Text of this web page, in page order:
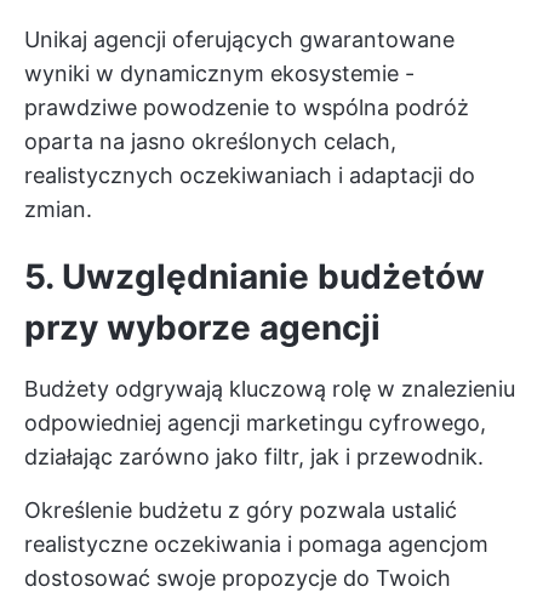
Unikaj agencji oferujących gwarantowane
wyniki w dynamicznym ekosystemie -
prawdziwe powodzenie to wspólna podróż
oparta na jasno określonych celach,
realistycznych oczekiwaniach i adaptacji do
zmian.
5. Uwzględnianie budżetów
przy wyborze agencji
Budżety odgrywają kluczową rolę w znalezieniu
odpowiedniej agencji marketingu cyfrowego,
działając zarówno jako filtr, jak i przewodnik.
Określenie budżetu z góry pozwala ustalić
realistyczne oczekiwania i pomaga agencjom
dostosować swoje propozycje do Twoich